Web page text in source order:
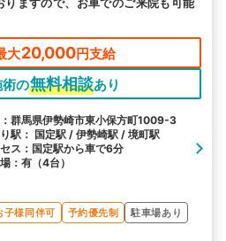
大20,000円支給
の無料相談あり
群馬県伊勢崎市東小保方町1009-3
駅： 国定駅 / 伊勢崎駅 / 境町駅
ス：国定駅から車で6分
：有（4台）
子様同伴可 予約優先制
駐車場あり